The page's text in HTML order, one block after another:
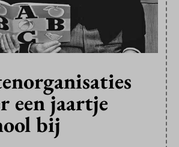
een jaartje
bij